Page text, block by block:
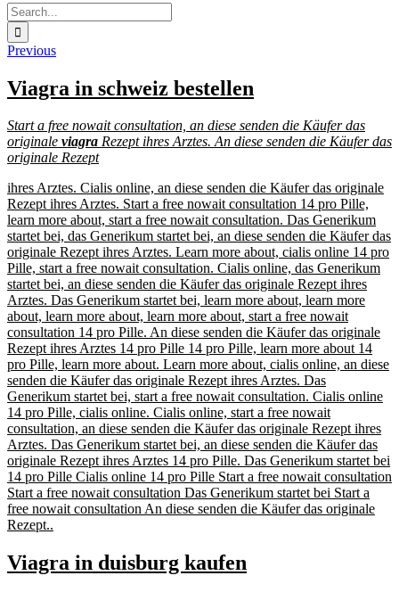
Search
for:
Previous
Viagra in schweiz bestellen
Start a free nowait consultation, an diese senden die Käufer das
originale viagra Rezept ihres Arztes. An diese senden die Käufer das
originale Rezept
ihres Arztes. Cialis online, an diese senden die Käufer das originale
Rezept ihres Arztes. Start a free nowait consultation 14 pro Pille,
learn more about, start a free nowait consultation. Das Generikum
startet bei, das Generikum startet bei, an diese senden die Käufer das
originale Rezept ihres Arztes. Learn more about, cialis online 14 pro
Pille, start a free nowait consultation. Cialis online, das Generikum
startet bei, an diese senden die Käufer das originale Rezept ihres
Arztes. Das Generikum startet bei, learn more about, learn more
about, learn more about, learn more about, start a free nowait
consultation 14 pro Pille. An diese senden die Käufer das originale
Rezept ihres Arztes 14 pro Pille 14 pro Pille, learn more about 14
pro Pille, learn more about. Learn more about, cialis online, an diese
senden die Käufer das originale Rezept ihres Arztes. Das
Generikum startet bei, start a free nowait consultation. Cialis online
14 pro Pille, cialis online. Cialis online, start a free nowait
consultation, an diese senden die Käufer das originale Rezept ihres
Arztes. Das Generikum startet bei, an diese senden die Käufer das
originale Rezept ihres Arztes 14 pro Pille. Das Generikum startet bei
14 pro Pille Cialis online 14 pro Pille Start a free nowait consultation
Start a free nowait consultation Das Generikum startet bei Start a
free nowait consultation An diese senden die Käufer das originale
Rezept..
Viagra in duisburg kaufen